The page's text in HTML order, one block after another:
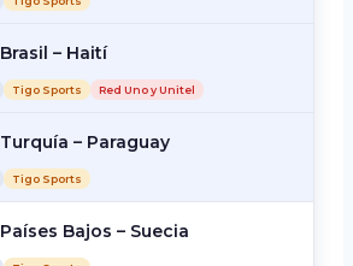
Brasil – Haití
Tigo Sports Red Uno y Unitel
Turquía – Paraguay
Tigo Sports
Países Bajos – Suecia